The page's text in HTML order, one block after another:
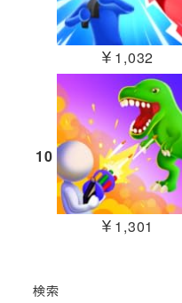
￥1,032
10
￥1,301
検索